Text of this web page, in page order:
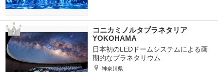
コニカミノルタプラネタリア
YOKOHAMA
日本初のLEDドームシステムによる画
期的なプラネタリウム
神奈川県